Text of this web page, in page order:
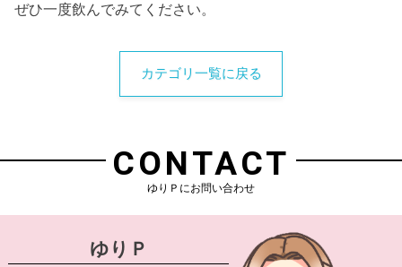
ぜひ一度飲んでみてください。
カテゴリ一覧に戻る
CONTACT
ゆりＰにお問い合わせ
ゆりＰ